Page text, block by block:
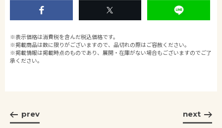
※表示価格は消費税を含んだ税込価格です。
※掲載商品は数に限りがございますので、品切れの際はご容赦ください。
※掲載情報は掲載時点のものであり、展開・在庫がない場合もございますのでご了
承ください。
prev next